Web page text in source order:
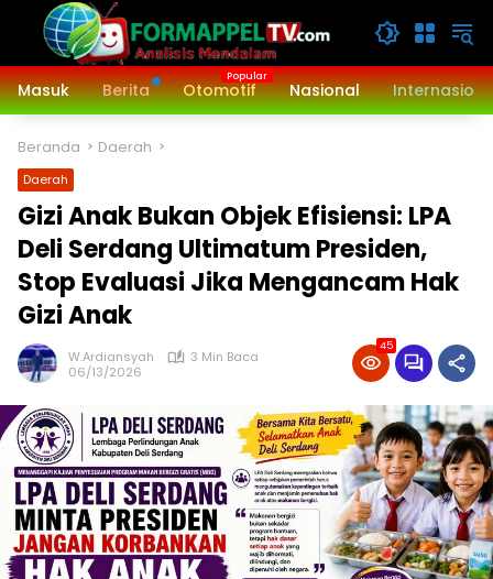
Langsung
konten
Masuk
Berita Otomotif Nasional
Beranda Daerah
Daerah
Gizi Anak Bukan Objek Efisiensi: LPA
Deli Serdang Ultimatum Presiden,
Stop Evaluasi Jika Mengancam Hak
Gizi Anak
W.Ardiansyah
3 Min Baca
06/13/2026
45